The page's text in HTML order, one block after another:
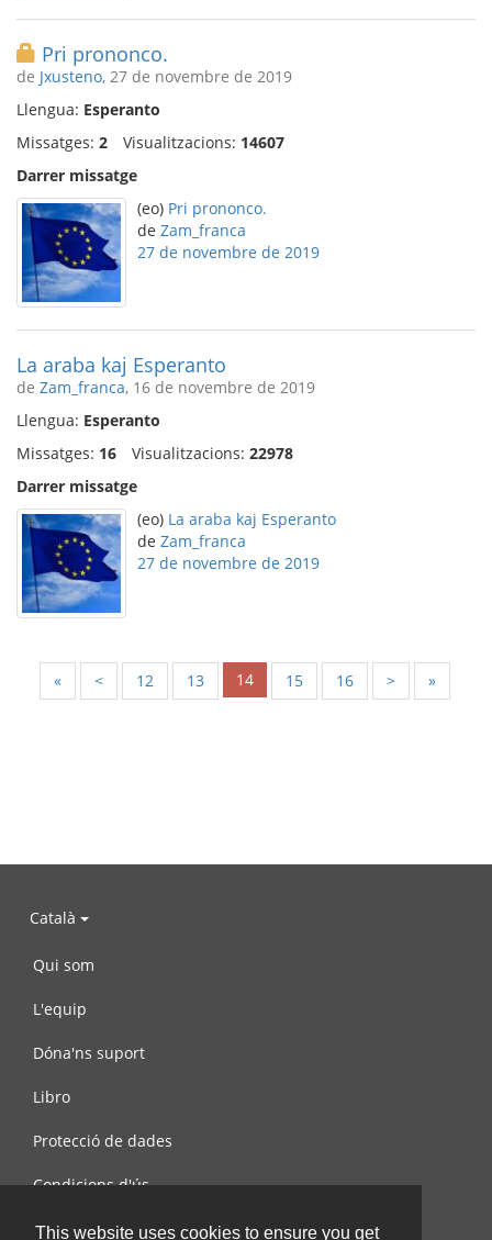
This website uses cookies to ensure you get
Pri prononco.
de Jxusteno, 27 de novembre de 2019
Llengua: Esperanto
Missatges: 2 Visualitzacions: 14607
Darrer missatge
(eo) Pri prononco.
de Zam_franca
27 de novembre de 2019
La araba kaj Esperanto
de Zam_franca, 16 de novembre de 2019
Llengua: Esperanto
Missatges: 16 Visualitzacions: 22978
Darrer missatge
(eo) La araba kaj Esperanto
de Zam_franca
27 de novembre de 2019
« < 12 13 14 15 16 > »
Català
Qui som
L'equip
Dóna'ns suport
Libro
Protecció de dades
Condicions d'ús
Contacta amb nosaltres